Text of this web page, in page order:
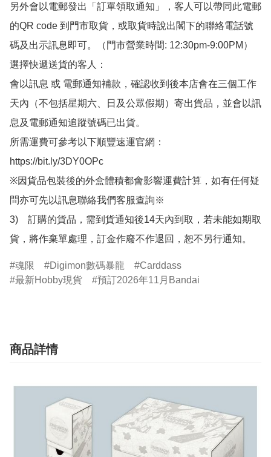
另外會以電郵發出「訂單領取通知」，客人可以帶同此電郵
的QR code 到門市取貨，或取貨時說出閣下的聯絡電話號
碼及出示訊息即可。（門市營業時間: 12:30pm-9:00PM）
選擇快遞送貨的客人：
會以訊息 或 電郵通知補款，確認收到後本店會在三個工作
天內（不包括星期六、日及公眾假期）寄出貨品，並會以訊
息及電郵通知追蹤號碼已出貨。
所需運費可參考以下順豐速運官網：
https://bit.ly/3DY0OPc
※因貨品包裝後的外盒體積都會影響運費計算，如有任何疑
問亦可先以訊息聯絡我們客服查詢※
3)　訂購的貨品，需到貨通知後14天內到取，若未能如期取
貨，將作棄單處理，訂金作廢不作退回，恕不另行通知。
魂限 Digimon數碼暴龍
Carddass
最新Hobby現貨
預訂2026年11月Bandai
商品詳情